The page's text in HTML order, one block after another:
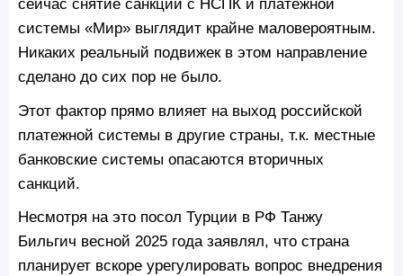
системы «Мир» выглядит крайне маловероятным.
Никаких реальный подвижек в этом направление
сделано до сих пор не было.
Этот фактор прямо влияет на выход российской
платежной системы в другие страны, т.к. местные
банковские системы опасаются вторичных
санкций.
Несмотря на это посол Турции в РФ Танжу
Бильгич весной 2025 года заявлял, что страна
планирует вскоре урегулировать вопрос внедрения